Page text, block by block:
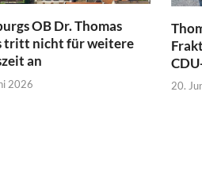
OB Dr. Thomas
tritt nicht für weitere
an
2026 20.